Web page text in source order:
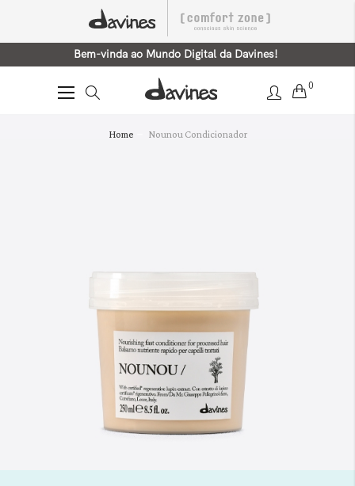
Bem-vinda ao Mundo Digital da Davines!
Alternar
0
Home Nounou Condicionador